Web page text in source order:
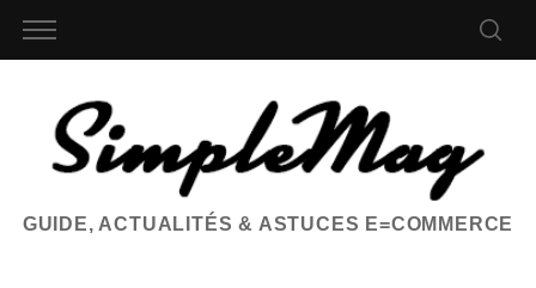
GUIDE, ACTUALITÉS & ASTUCES E=COMMERCE